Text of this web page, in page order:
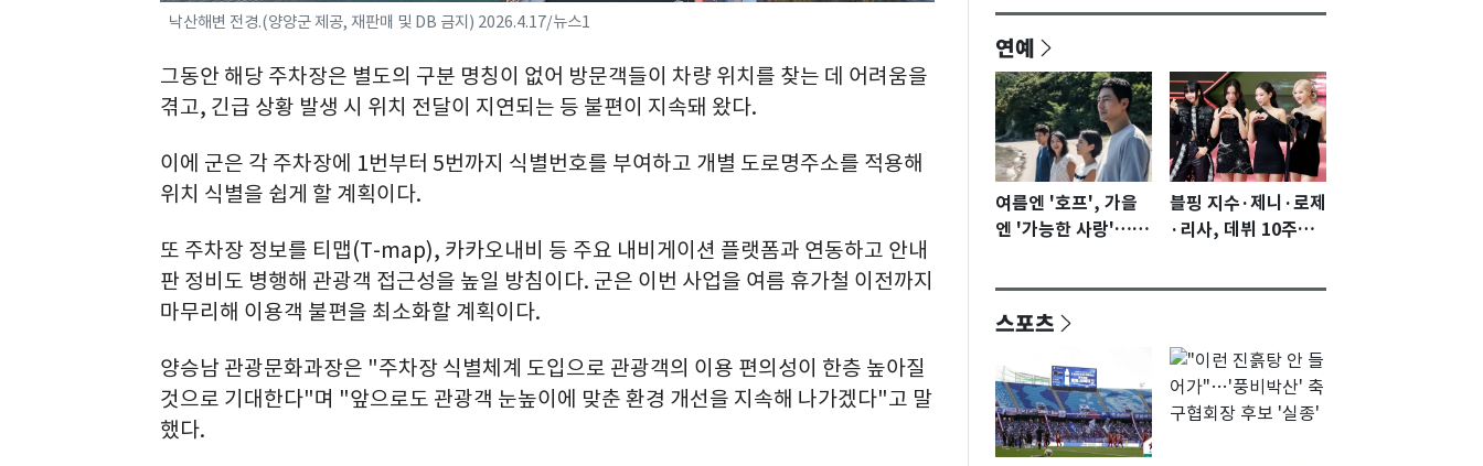
낙산해변 전경.(양양군 제공, 재판매 및 DB 금지) 2026.4.17/뉴스1
그동안 해당 주차장은 별도의 구분 명칭이 없어 방문객들이 차량 위치를 찾는 데 어려움을
겪고, 긴급 상황 발생 시 위치 전달이 지연되는 등 불편이 지속돼 왔다.
이에 군은 각 주차장에 1번부터 5번까지 식별번호를 부여하고 개별 도로명주소를 적용해
위치 식별을 쉽게 할 계획이다.
또 주차장 정보를 티맵(T-map), 카카오내비 등 주요 내비게이션 플랫폼과 연동하고 안내
판 정비도 병행해 관광객 접근성을 높일 방침이다. 군은 이번 사업을 여름 휴가철 이전까지
마무리해 이용객 불편을 최소화할 계획이다.
양승남 관광문화과장은 "주차장 식별체계 도입으로 관광객의 이용 편의성이 한층 높아질
것으로 기대한다"며 "앞으로도 관광객 눈높이에 맞춘 환경 개선을 지속해 나가겠다"고 말
했다.
연예
여름엔 '호프', 가을
엔 '가능한 사랑'…국
감 [N이슈]
블핑 지수·제니·로제
·리사, 데뷔 10주년
확정…기대감 UP
스포츠